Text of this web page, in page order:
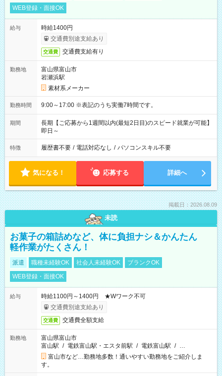
WEB登録・面接OK
給与
時給1400円
交通費別途支給あり
交通費 交通費支給有り
勤務地
富山県富山市
岩瀬浜駅
素材系メーカー
勤務時間 9:00～17:00 ※表記のうち実働7時間です。
期間
長期【ご応募から1週間以内(最短2日目)のスピード就業が可能】
即日～
特徴 履歴書不要 / 電話対応なし / パソコンスキル不要
気になる！ 応募する 詳細へ
掲載日：2026.08.09
未読
お菓子の箱詰めなど、体に負担ナシ＆かんたん
軽作業がたくさん！
派遣 職種未経験OK 社会人未経験OK
ブランクOK
WEB登録・面接OK
給与
時給1100円～1400円 ★Wワーク不可
交通費別途支給あり
交通費 交通費全額支給
勤務地
富山県富山市
富山駅 / 電鉄富山駅・エスタ前駅 / 電鉄富山駅 / …
富山市など…勤務地多数！通いやすい勤務地をご紹介しま
す。